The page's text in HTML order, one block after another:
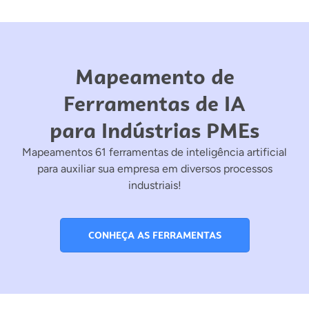
CONHEÇA AS FERRAMENTAS
Mapeamento de
Ferramentas de IA
para Indústrias PMEs
Mapeamentos 61 ferramentas de inteligência artificial
para auxiliar sua empresa em diversos processos
industriais!